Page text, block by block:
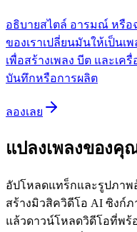
อธิบายสไตล์ อารมณ์ หรือ
ของเราเปลี่ยนมันให้เป็นเ
เพื่อสร้างเพลง บีต และเค
บันทึกหรือการผลิต
ลองเลย
แปลงเพลงของคุ
อัปโหลดแทร็กและรูปภาพ
สร้างมิวสิควิดีโอ AI ซิงก์
แล้วดาวน์โหลดวิดีโอที่พร้